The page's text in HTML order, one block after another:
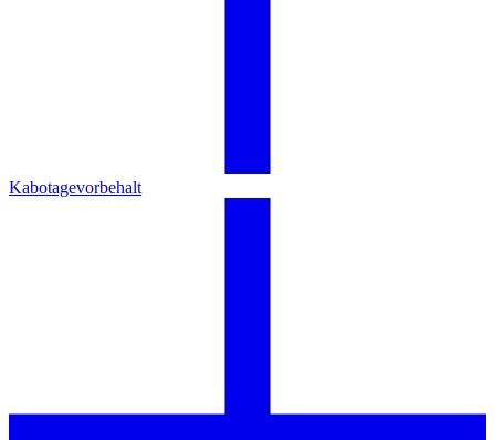
Kabotagevorbehalt